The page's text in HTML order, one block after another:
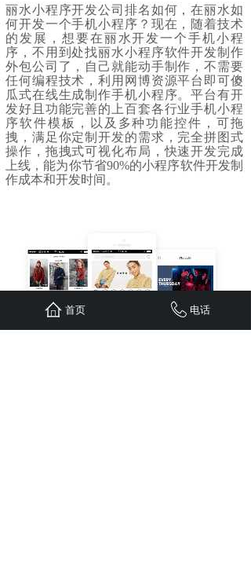
丽水小程序开发公司排名如何，在丽水如
何开发一个手机小程序？现在，随着技术
的发展，想要在丽水开发一个手机小程
序，不用到处找丽水小程序软件开发制作
外包公司了，自己就能动手制作，不需要
任何编程技术，利用网博资源平台即可傻
瓜式在线生成制作手机小程序。平台有开
发好且功能完善的上百套各行业手机小程
序软件模板，以及多种功能控件，可拖
拽，满足你定制开发的需求，完全拼图式
操作，拖拽式可视化布局，快速开发完成
上线，能为你节省90%的小程序软件开发制
作成本和开发时间。
首页 电话